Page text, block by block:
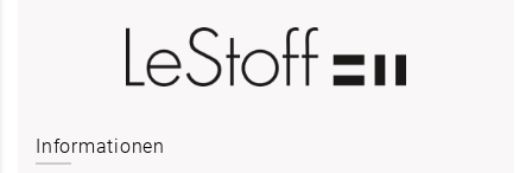
Informationen